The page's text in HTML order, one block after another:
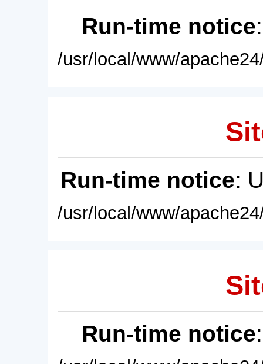
Run-time notice
/usr/local/www/
Run-time notice:
/usr/local/www/
Run-time notice